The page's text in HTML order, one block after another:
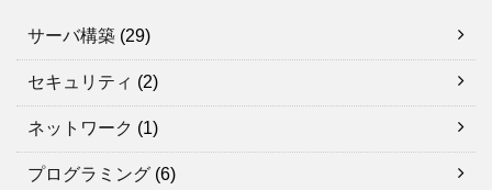
サーバ構築 (29)
セキュリティ (2)
ネットワーク (1)
プログラミング (6)